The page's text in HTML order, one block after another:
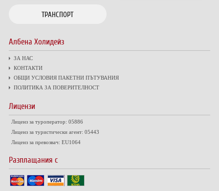
ТРАНСПОРТ
Албена Холидейз
ЗА НАС
КОНТАКТИ
ОБЩИ УСЛОВИЯ ПАКЕТНИ ПЪТУВАНИЯ
ПОЛИТИКА ЗА ПОВЕРИТЕЛНОСТ
Лицензи
Лиценз за туроператор: 05886
Лиценз за туристически агент: 05443
Лиценз за превозвач: EU1064
Разплащания с